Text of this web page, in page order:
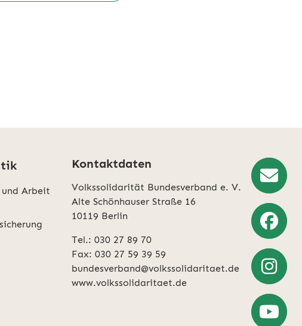
entnehmen.
Arbeit
Kontaktdaten
Volkssolidarität Bundesverband e. V.
Alte Schönhauser Straße 16
10119 Berlin
Tel.: 030 27 89 70
Fax: 030 27 59 39 59
bundesverband@volkssolidaritaet.de
www.volkssolidaritaet.de
Weiter
zu
Facebook
Weiter
zu